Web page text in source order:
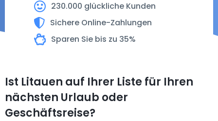
230.000 glückliche Kunden
Sichere Online-Zahlungen
Sparen Sie bis zu 35%
Ist Litauen auf Ihrer Liste für Ihren
nächsten Urlaub oder
Geschäftsreise?